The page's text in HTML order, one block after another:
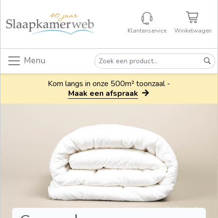
Klantenservice Winkelwagen
Menu
Kom langs in onze 500m² toonzaal -
Maak een afspraak